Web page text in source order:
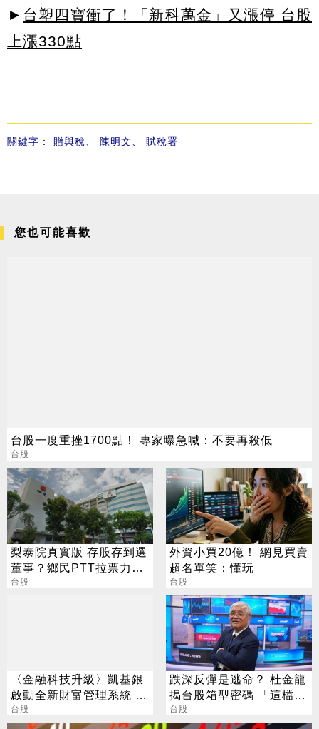
► 台塑四寶衝了！「新科萬金」又漲停 台股
上漲330點
關鍵字： 贈與稅 陳明文 賦稅署
您也可能喜歡
台股一度重挫1700點！ 專家曝急喊：不要再殺低
台股
梨泰院真實版 存股存到選
董事？鄉民PTT拉票力戰
公司派
台股
外資小買20億！ 網見買賣
超名單笑：懂玩
台股
〈金融科技升級〉凱基銀
啟動全新財富管理系統 縮
短40%作業時間
台股
跌深反彈是逃命？ 杜金龍
揭台股箱型密碼 「這檔」
手腳要快
台股